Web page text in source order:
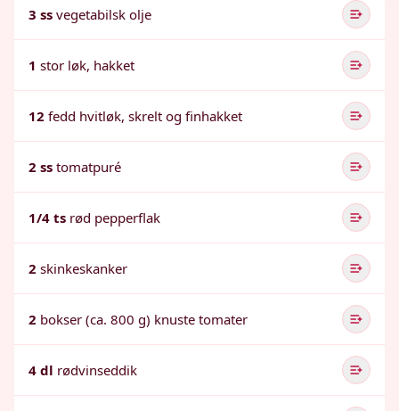
3 ss vegetabilsk olje
1 stor løk, hakket
12 fedd hvitløk, skrelt og finhakket
2 ss tomatpuré
1/4 ts rød pepperflak
2 skinkeskanker
2 bokser (ca. 800 g) knuste tomater
4 dl rødvinseddik